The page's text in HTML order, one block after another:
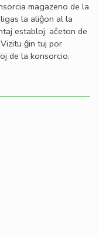
magazeno de la
la aliĝon al la
establoj, aĉeton de
ĝin tuj por
de la konsorcio.